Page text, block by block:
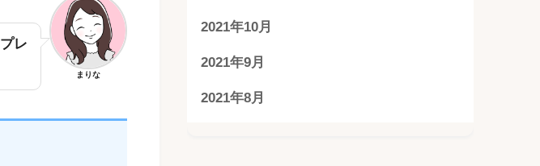
プレ
まりな
2021年10月
2021年9月
2021年8月